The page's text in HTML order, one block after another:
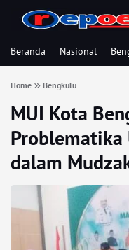
Beranda Nasional
Home Bengkulu
MUI Kota
dalam